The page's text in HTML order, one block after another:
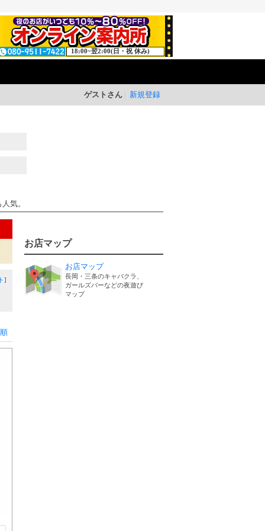
18:00~翌2:00(日・祝 休み)
ゲストさん 新規登録
気。
]
お店マップ
お店マップ
長岡・三条のキャバクラ、
ガールズバーなどの夜遊び
マップ